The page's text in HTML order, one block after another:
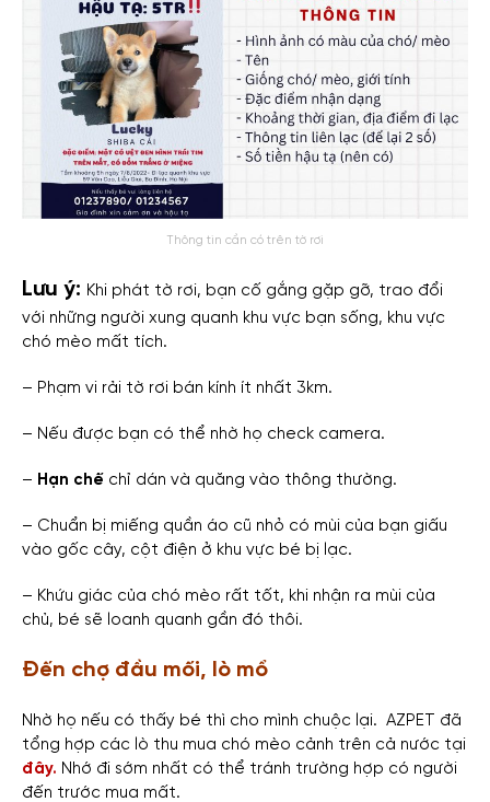
Thông tin cần có trên tờ rơi
Lưu ý: Khi phát tờ rơi, bạn cố gắng gặp gỡ, trao đổi
với những người xung quanh khu vực bạn sống, khu vực
chó mèo mất tích.
– Phạm vi rải tờ rơi bán kính ít nhất 3km.
– Nếu được bạn có thể nhờ họ check camera.
– Hạn chế chỉ dán và quăng vào thông thường.
– Chuẩn bị miếng quần áo cũ nhỏ có mùi của bạn giấu
vào gốc cây, cột điện ở khu vực bé bị lạc.
– Khứu giác của chó mèo rất tốt, khi nhận ra mùi của
chủ, bé sẽ loanh quanh gần đó thôi.
Đến chợ đầu mối, lò mổ
Nhờ họ nếu có thấy bé thì cho mình chuộc lại. AZPET đã
tổng hợp các lò thu mua chó mèo cảnh trên cả nước tại
đây. Nhớ đi sớm nhất có thể tránh trường hợp có người
đến trước mua mất.